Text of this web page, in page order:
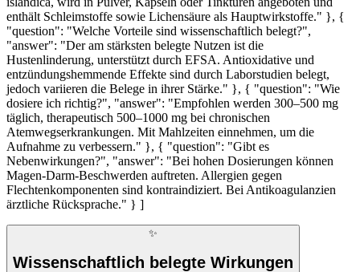
enthält Schleimstoffe sowie Lichensäure als Hauptwirkstoffe." }, {
"question": "Welche Vorteile sind wissenschaftlich belegt?",
"answer": "Der am stärksten belegte Nutzen ist die
Hustenlinderung, unterstützt durch EFSA. Antioxidative und
entzündungshemmende Effekte sind durch Laborstudien belegt,
jedoch variieren die Belege in ihrer Stärke." }, { "question": "Wie
dosiere ich richtig?", "answer": "Empfohlen werden 300–500 mg
täglich, therapeutisch 500–1000 mg bei chronischen
Atemwegserkrankungen. Mit Mahlzeiten einnehmen, um die
Aufnahme zu verbessern." }, { "question": "Gibt es
Nebenwirkungen?", "answer": "Bei hohen Dosierungen können
Magen-Darm-Beschwerden auftreten. Allergien gegen
Flechtenkomponenten sind kontraindiziert. Bei Antikoagulanzien
ärztliche Rücksprache." } ]
✨
Wissenschaftlich belegte Wirkungen